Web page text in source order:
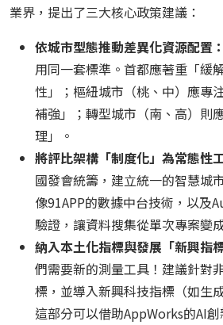
業界，提出了三大核心政策建議：
依城市型態推動差異化資源配置：
用同一套標準。首都應著重「緩
性」；樞紐城市（桃、中）應專
補強」；轉型城市（南、高）則
理」。
將評比架構「制度化」為常態性
國發會統籌，建立統一的智慧城
像91APP的數據中台技術，以及
驗證，讓資料搜集從單次專案變
納入本土化指標與發展「新興指
們需要新的測量工具！建議針對
標，並導入新興科技指標（如生
這部分可以借助AppWorks的AI